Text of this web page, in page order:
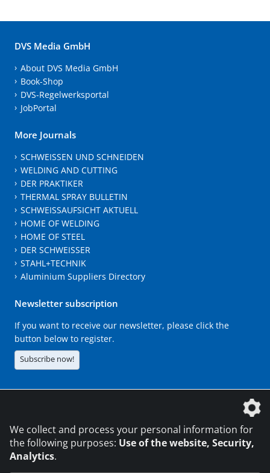
DVS Media GmbH
About DVS Media GmbH
Book-Shop
DVS-Regelwerksportal
JobPortal
More Journals
SCHWEISSEN UND SCHNEIDEN
WELDING AND CUTTING
DER PRAKTIKER
THERMAL SPRAY BULLETIN
SCHWEISSAUFSICHT AKTUELL
HOME OF WELDING
HOME OF STEEL
DER SCHWEISSER
STAHL+TECHNIK
Aluminium Suppliers Directory
Newsletter subscription
If you want to receive our newsletter, please click the
button below to register.
Subscribe now!
We collect and process your personal information for
the following purposes: Use of the website, Security,
Analytics.